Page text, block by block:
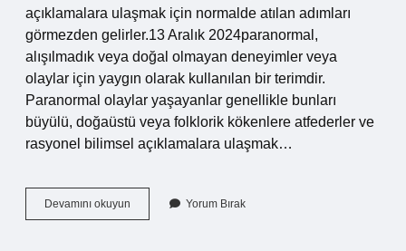
açıklamalara ulaşmak için normalde atılan adımları
görmezden gelirler.13 Aralık 2024paranormal,
alışılmadık veya doğal olmayan deneyimler veya
olaylar için yaygın olarak kullanılan bir terimdir.
Paranormal olaylar yaşayanlar genellikle bunları
büyülü, doğaüstü veya folklorik kökenlere atfederler ve
rasyonel bilimsel açıklamalara ulaşmak…
Devamını okuyun
Olaylara
Yorum Bırak